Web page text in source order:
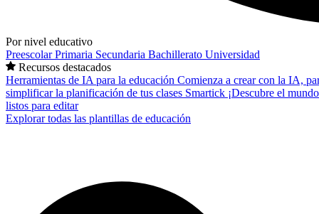
Por nivel educativo
PreescolarPrimaria Secundaria Bachillerato Universidad
Recursos destacados
Herramientas de IA para la educación Comienza a crear con la IA,
simplificar la planificación de tus clases Smartick ¡Descubre el
listos para editar
Explorar todas las plantillas de educación